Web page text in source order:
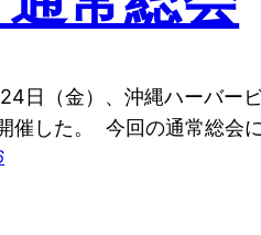
日（金）、沖縄ハーバー
催した。 今回の通常総会